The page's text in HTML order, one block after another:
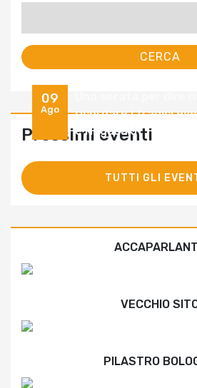
Prossimi eventi
09
Ago
ricordare i tragici
e Nagasaki
TUTTI GLI
VECCHIO
PILASTRO